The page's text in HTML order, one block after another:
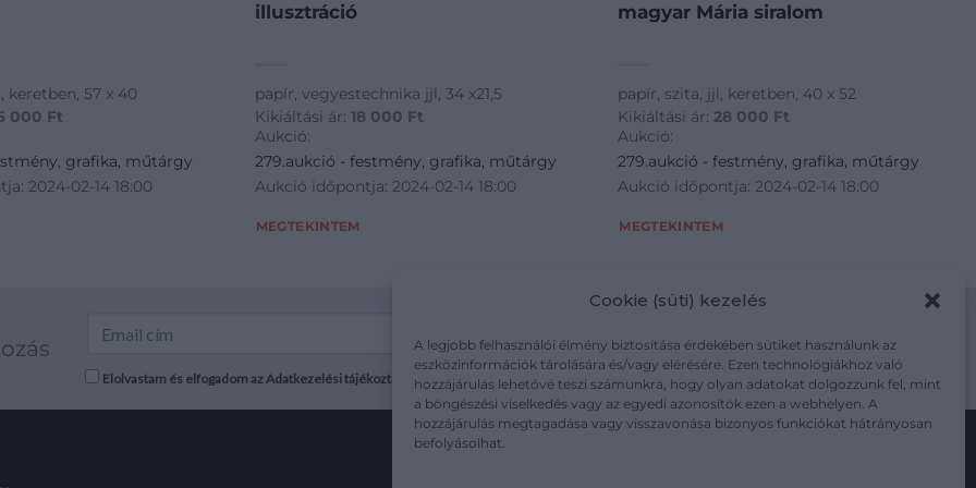
Cookie (süti) kezelés
A legjobb felhasználói élmény biztosítása érdekében sütiket használunk az
eszközinformációk tárolására és/vagy elérésére. Ezen technológiákhoz való
hozzájárulás lehetővé teszi számunkra, hogy olyan adatokat dolgozzunk fel, mint
a böngészési viselkedés vagy az egyedi azonosítók ezen a webhelyen. A
hozzájárulás megtagadása vagy visszavonása bizonyos funkciókat hátrányosan
befolyásolhat.
keretben, 57 x 40
000 Ft
grafika, műtárgy
2024-02-14 18:00
illusztráció
papír, vegyestechnika jjl, 34 x21,5
Kikiáltási ár: 18 000 Ft
Aukció:
279.aukció - festmény, grafika, műtárgy
Aukció időpontja: 2024-02-14 18:00
MEGTEKINTEM
magyar Mária siralom
papír, szita, jjl, keretben, 40 x 52
Kikiáltási ár: 28 000 Ft
Aukció:
279.aukció - festmény, grafika, műtárgy
Aukció időpontja: 2024-02-14 18:00
MEGTEKINTEM
Elolvastam és elfogadom az Adatkezelési tájékoztatót: mutargy.com/adatkezelesi-tajekoztato/